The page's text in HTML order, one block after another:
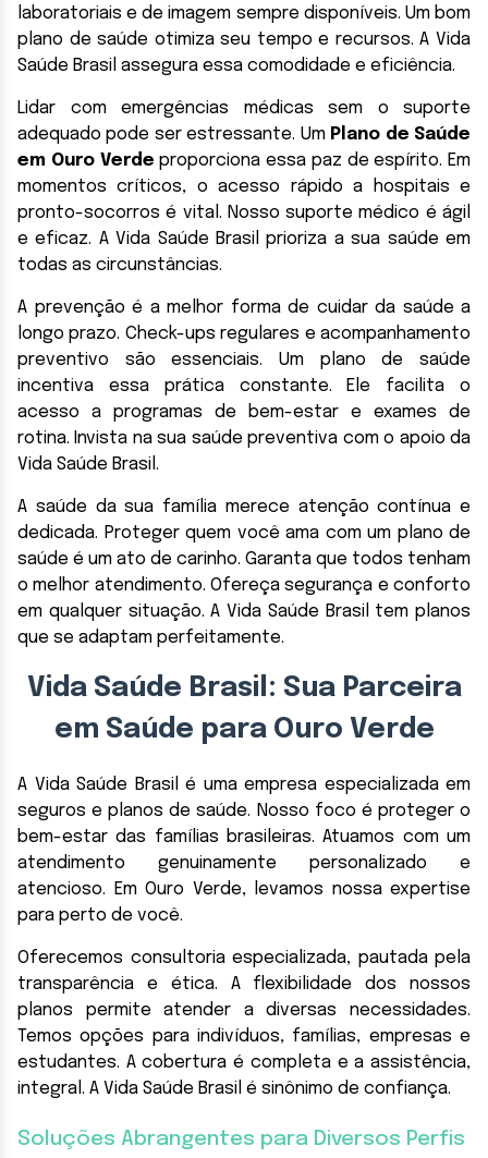
laboratoriais e de imagem sempre disponíveis. Um bom
plano de saúde otimiza seu tempo e recursos. A Vida
Saúde Brasil assegura essa comodidade e eficiência.
Lidar com emergências médicas sem o suporte
adequado pode ser estressante. Um Plano de Saúde
em Ouro Verde proporciona essa paz de espírito. Em
momentos críticos, o acesso rápido a hospitais e
pronto-socorros é vital. Nosso suporte médico é ágil
e eficaz. A Vida Saúde Brasil prioriza a sua saúde em
todas as circunstâncias.
A prevenção é a melhor forma de cuidar da saúde a
longo prazo. Check-ups regulares e acompanhamento
preventivo são essenciais. Um plano de saúde
incentiva essa prática constante. Ele facilita o
acesso a programas de bem-estar e exames de
rotina. Invista na sua saúde preventiva com o apoio da
Vida Saúde Brasil.
A saúde da sua família merece atenção contínua e
dedicada. Proteger quem você ama com um plano de
saúde é um ato de carinho. Garanta que todos tenham
o melhor atendimento. Ofereça segurança e conforto
em qualquer situação. A Vida Saúde Brasil tem planos
que se adaptam perfeitamente.
Vida Saúde Brasil: Sua Parceira
em Saúde para Ouro Verde
A Vida Saúde Brasil é uma empresa especializada em
seguros e planos de saúde. Nosso foco é proteger o
bem-estar das famílias brasileiras. Atuamos com um
atendimento genuinamente personalizado e
atencioso. Em Ouro Verde, levamos nossa expertise
para perto de você.
Oferecemos consultoria especializada, pautada pela
transparência e ética. A flexibilidade dos nossos
planos permite atender a diversas necessidades.
Temos opções para indivíduos, famílias, empresas e
estudantes. A cobertura é completa e a assistência,
integral. A Vida Saúde Brasil é sinônimo de confiança.
Soluções Abrangentes para Diversos Perfis